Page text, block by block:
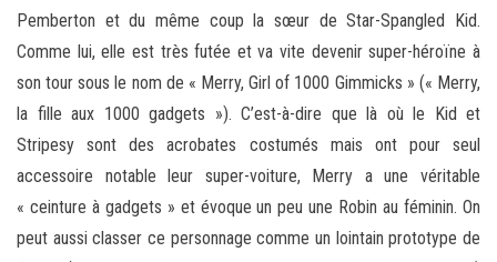
Pemberton et du même coup la sœur de Star-Spangled Kid.
Comme lui, elle est très futée et va vite devenir super-héroïne à
son tour sous le nom de « Merry, Girl of 1000 Gimmicks » (« Merry,
la fille aux 1000 gadgets »). C’est-à-dire que là où le Kid et
Stripesy sont des acrobates costumés mais ont pour seul
accessoire notable leur super-voiture, Merry a une véritable
« ceinture à gadgets » et évoque un peu une Robin au féminin. On
peut aussi classer ce personnage comme un lointain prototype de